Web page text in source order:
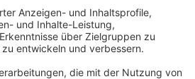
SieHIER.